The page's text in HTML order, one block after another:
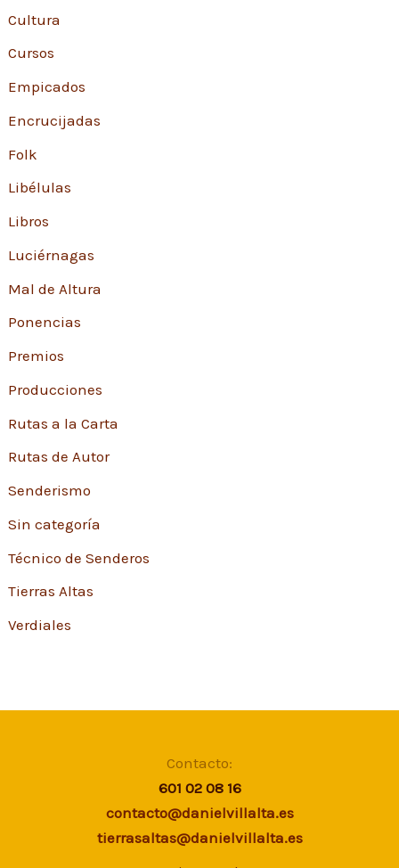
Cultura
Cursos
Empicados
Encrucijadas
Folk
Libélulas
Libros
Luciérnagas
Mal de Altura
Ponencias
Premios
Producciones
Rutas a la Carta
Rutas de Autor
Senderismo
Sin categoría
Técnico de Senderos
Tierras Altas
Verdiales
Contacto:
601 02 08 16
contacto@danielvillalta.es
tierrasaltas@danielvillalta.es